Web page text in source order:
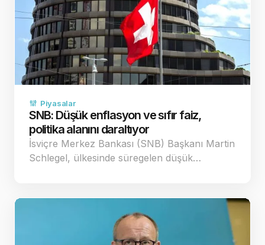
Piyasalar
SNB: Düşük enflasyon ve sıfır faiz,
politika alanını daraltıyor
İsviçre Merkez Bankası (SNB) Başkanı Martin
Schlegel, ülkesinde süregelen düşük…